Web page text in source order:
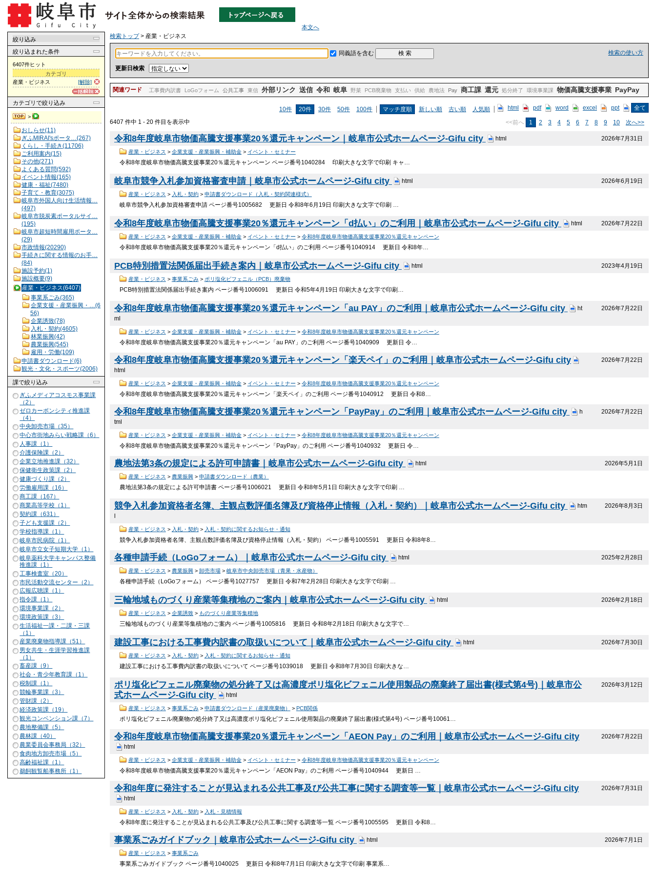
本文へ
絞り込み
絞り込まれた条件
6407件ヒット
カテゴリ
[解除]
産業・ビジネス
カテゴリ で絞り込み
>
おしらせ(11)
ぎふMIRAI'sポータ…(267)
くらし・手続き(11706)
ご利用案内(15)
その他(271)
よくある質問(592)
イベント情報(165)
健康・福祉(7480)
子育て・教育(3075)
岐阜市外国人向け生活情報…
(497)
岐阜市脱炭素ポータルサイ…
(195)
岐阜市超短時間雇用ポータ…
(29)
市政情報(20290)
手続きに関する情報のお手…
(84)
施設予約(1)
施設概要(9)
産業・ビジネス(6407)
事業系ごみ(365)
企業支援・産業振興・…(6
56)
企業誘致(78)
入札・契約(4605)
林業振興(42)
農業振興(545)
雇用・労働(109)
申請書ダウンロード(6)
観光・文化・スポーツ(2006)
課で絞り込み
ぎふメディアコスモス事業課
（2）
ゼロカーボンシティ推進課
（4）
中央卸売市場（35）
中心市街地みらい戦略課（6）
人事課（1）
介護保険課（2）
企業立地推進課（32）
保健衛生政策課（2）
健康づくり課（2）
労働雇用課（16）
商工課（167）
商業高等学校（1）
契約課（631）
子ども支援課（2）
学校指導課（1）
岐阜市民病院（1）
岐阜市立女子短期大学（1）
岐阜薬科大学キャンパス整備
推進課（1）
工事検査室（20）
市民活動交流センター（2）
広報広聴課（1）
指令課（1）
環境事業課（2）
環境政策課（3）
生活福祉一課・二課・三課
（1）
産業廃棄物指導課（51）
男女共生・生涯学習推進課
（1）
畜産課（9）
社会・青少年教育課（1）
税制課（1）
競輪事業課（3）
管財課（2）
経済政策課（19）
観光コンベンション課（7）
農地整備課（5）
農林課（40）
農業委員会事務局（32）
食肉地方卸売市場（5）
高齢福祉課（1）
鵜飼観覧船事務所（1）
検索トップ> 産業・ビジネス
検索の使い方
同義語を含む
更新日検索
関連ワード 工事費内訳書 LoGoフォーム 公共工事 東信 外部リンク 送信 令和 岐阜 野菜 PCB廃棄物 支払い 供給 農地法 Pay 商工課 還元 処分終了 環境事業課 物価高騰支援事業 PayPay
10件 20件 30件 50件 100件 マッチ度順 新しい順 古い順 人気順 html pdf word excel ppt 全て
6407 件中 1 - 20 件目を表示中 <<前へ 1 2 3 4 5 6 7 8 9 10 次へ>>
2026年7月31日
令和8年度岐阜市物価高騰支援事業20％還元キャンペーン｜岐阜市公式ホームページ-Gifu city html
産業・ビジネス > 企業支援・産業振興・補助金> イベント・セミナー
令和8年度岐阜市物価高騰支援事業20％還元キャンペーン ページ番号1040284 印刷大きな文字で印刷 キャ…
2026年6月19日
岐阜市競争入札参加資格審査申請｜岐阜市公式ホームページ-Gifu city html
産業・ビジネス > 入札・契約> 申請書ダウンロード（入札・契約関連様式）
岐阜市競争入札参加資格審査申請 ページ番号1005682 更新日 令和8年6月19日 印刷大きな文字で印刷 …
2026年7月22日
令和8年度岐阜市物価高騰支援事業20％還元キャンペーン「d払い」のご利用｜岐阜市公式ホームページ-Gifu city html
産業・ビジネス > 企業支援・産業振興・補助金> イベント・セミナー > 令和8年度岐阜市物価高騰支援事業20％還元キャンペーン
令和8年度岐阜市物価高騰支援事業20％還元キャンペーン「d払い」のご利用 ページ番号1040914 更新日 令和8年…
2023年4月19日
PCB特別措置法関係届出手続き案内｜岐阜市公式ホームページ-Gifu city html
産業・ビジネス > 事業系ごみ> ポリ塩化ビフェニル（PCB）廃棄物
PCB特別措置法関係届出手続き案内 ページ番号1006091 更新日 令和5年4月19日 印刷大きな文字で印刷…
2026年7月22日
令和8年度岐阜市物価高騰支援事業20％還元キャンペーン「au PAY」のご利用｜岐阜市公式ホームページ-Gifu city
ht
ml
産業・ビジネス > 企業支援・産業振興・補助金> イベント・セミナー > 令和8年度岐阜市物価高騰支援事業20％還元キャンペーン
令和8年度岐阜市物価高騰支援事業20％還元キャンペーン「au PAY」のご利用 ページ番号1040909 更新日 令…
2026年7月22日
令和8年度岐阜市物価高騰支援事業20％還元キャンペーン「楽天ペイ」のご利用｜岐阜市公式ホームページ-Gifu city
html
産業・ビジネス > 企業支援・産業振興・補助金> イベント・セミナー > 令和8年度岐阜市物価高騰支援事業20％還元キャンペーン
令和8年度岐阜市物価高騰支援事業20％還元キャンペーン「楽天ペイ」のご利用 ページ番号1040912 更新日 令和8…
2026年7月22日
令和8年度岐阜市物価高騰支援事業20％還元キャンペーン「PayPay」のご利用｜岐阜市公式ホームページ-Gifu city
h
tml
産業・ビジネス > 企業支援・産業振興・補助金> イベント・セミナー > 令和8年度岐阜市物価高騰支援事業20％還元キャンペーン
令和8年度岐阜市物価高騰支援事業20％還元キャンペーン「PayPay」のご利用 ページ番号1040932 更新日 令…
2026年5月1日
農地法第3条の規定による許可申請書｜岐阜市公式ホームページ-Gifu city html
産業・ビジネス > 農業振興> 申請書ダウンロード（農業）
農地法第3条の規定による許可申請書 ページ番号1006021 更新日 令和8年5月1日 印刷大きな文字で印刷 …
2026年8月3日
競争入札参加資格者名簿、主観点数評価名簿及び資格停止情報（入札・契約）｜岐阜市公式ホームページ-Gifu city
htm
産業・ビジネス > 入札・契約> 入札・契約に関するお知らせ・通知
競争入札参加資格者名簿、主観点数評価名簿及び資格停止情報（入札・契約） ページ番号1005591 更新日 令和8年8…
2025年2月28日
各種申請手続（LoGoフォーム）｜岐阜市公式ホームページ-Gifu city html
産業・ビジネス > 農業振興> 卸売市場> 岐阜市中央卸売市場（青果・水産物）
各種申請手続（LoGoフォーム） ページ番号1027757 更新日 令和7年2月28日 印刷大きな文字で印刷 …
2026年2月18日
三輪地域ものづくり産業等集積地のご案内｜岐阜市公式ホームページ-Gifu city html
産業・ビジネス > 企業誘致> ものづくり産業等集積地
三輪地域ものづくり産業等集積地のご案内 ページ番号1005816 更新日 令和8年2月18日 印刷大きな文字で…
2026年7月30日
建設工事における工事費内訳書の取扱いについて｜岐阜市公式ホームページ-Gifu city html
産業・ビジネス > 入札・契約> 入札・契約に関するお知らせ・通知
建設工事における工事費内訳書の取扱いについて ページ番号1039018 更新日 令和8年7月30日 印刷大きな…
2026年3月12日
ポリ塩化ビフェニル廃棄物の処分終了又は高濃度ポリ塩化ビフェニル使用製品の廃棄終了届出書(様式第4号)｜岐阜市公
式ホームページ-Gifu city
html
産業・ビジネス > 事業系ごみ> 申請書ダウンロード（産業廃棄物） > PCB関係
ポリ塩化ビフェニル廃棄物の処分終了又は高濃度ポリ塩化ビフェニル使用製品の廃棄終了届出書(様式第4号) ページ番号10061…
2026年7月22日
令和8年度岐阜市物価高騰支援事業20％還元キャンペーン「AEON Pay」のご利用｜岐阜市公式ホームページ-Gifu city
html
産業・ビジネス > 企業支援・産業振興・補助金> イベント・セミナー > 令和8年度岐阜市物価高騰支援事業20％還元キャンペーン
令和8年度岐阜市物価高騰支援事業20％還元キャンペーン「AEON Pay」のご利用 ページ番号1040944 更新日 …
2026年7月31日
令和8年度に発注することが見込まれる公共工事及び公共工事に関する調査等一覧｜岐阜市公式ホームページ-Gifu city
html
産業・ビジネス > 入札・契約> 入札・見積情報
令和8年度に発注することが見込まれる公共工事及び公共工事に関する調査等一覧 ページ番号1005595 更新日 令和8…
2026年7月1日
事業系ごみガイドブック｜岐阜市公式ホームページ-Gifu city html
産業・ビジネス > 事業系ごみ
事業系ごみガイドブック ページ番号1040025 更新日 令和8年7月1日 印刷大きな文字で印刷 事業系…